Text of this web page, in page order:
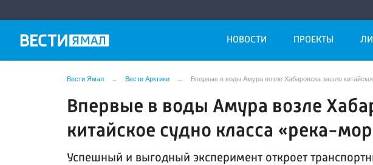
НОВОСТИ ПРОЕКТЫ
Вести Ямал Вести Арктики Впервые в воды Амура возле Хабаровска зашло
Впервые в воды Амура возле
китайское судно класса «река-
Успешный и выгодный эксперимент откроет